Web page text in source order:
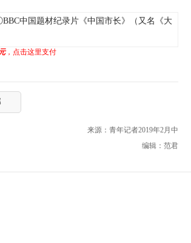
中国题材纪录片《中国市长》（又名《大
，点击这里支付
来源：青年记者2019年2月中
编辑：范君